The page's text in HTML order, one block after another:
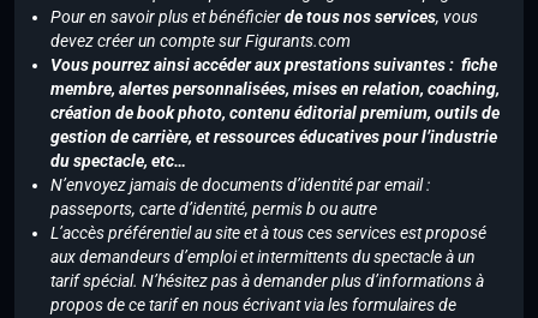
Pour en savoir plus et bénéficierde tous nos services, vous
devez créer un compte sur Figurants.com
Vous pourrez ainsi accéder aux prestations suivantes : fiche
membre, alertes personnalisées, mises en relation, coaching,
création de book photo, contenu éditorial premium, outils de
gestion de carrière, et ressources éducatives pour l’industrie
du spectacle, etc…
N’envoyez jamais de documents d’identité par email :
passeports, carte d’identité, permis b ou autre
L’accès préférentiel au site et à tous ces services est proposé
aux demandeurs d’emploi et intermittents du spectacle à un
tarif spécial. N’hésitez pas à demander plus d’informations à
propos de ce tarif en nous écrivant via les formulaires de